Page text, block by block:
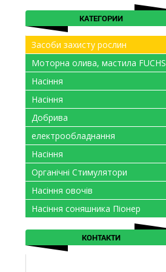
КАТЕГОРИИ
Засоби захисту рослин
Моторна олива, мастила FUCHS
Насіння
Насіння
Добрива
електрообладнання
Насіння
Органічні Стимулятори
Насіння овочів
Насіння соняшника Піонер
КОНТАКТИ